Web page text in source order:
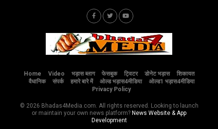
Home Video भड़ास ब्लाग फेसबुक ट्विटर डोनेट भड़ास
शिकायत
वैधानिक
संपर्क हमारे बारे में ओल्ड भड़ास4मीडिया
ओल्ड1 भड़ास4मीडिया
Privacy Policy
© 2026 Bhadas4Media.com. All rights reserved. Looking to launch
or maintain your own news platform? News Website & App
Development